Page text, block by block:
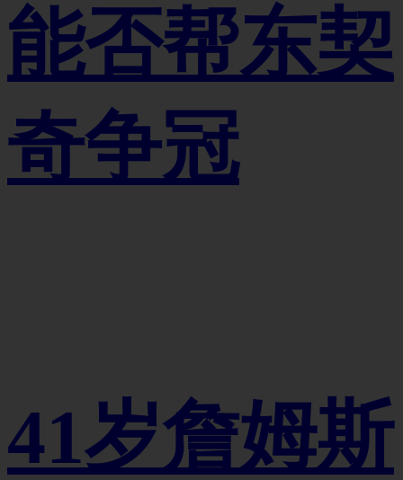
能否帮东契
奇争冠
41岁詹姆斯